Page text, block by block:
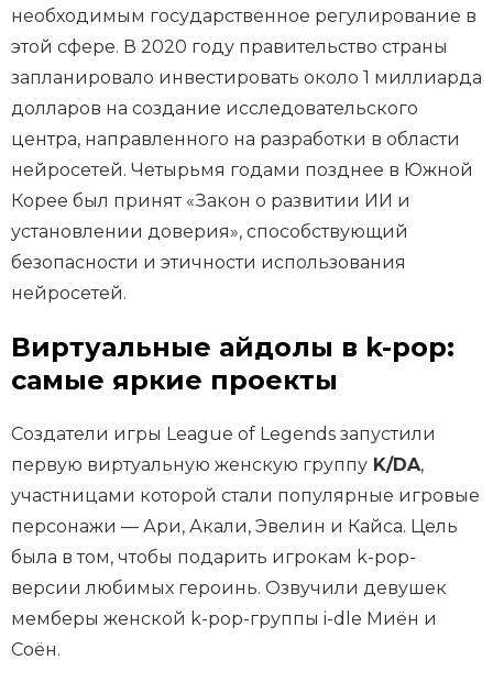
необходимым государственное регулирование в
этой сфере. В 2020 году правительство страны
запланировало инвестировать около 1 миллиарда
долларов на создание исследовательского
центра, направленного на разработки в области
нейросетей. Четырьмя годами позднее в Южной
Корее был принят «Закон о развитии ИИ и
установлении доверия», способствующий
безопасности и этичности использования
нейросетей.
Виртуальные айдолы в k-pop:
самые яркие проекты
Создатели игры League of Legends запустили
первую виртуальную женскую группу K/DA,
участницами которой стали популярные игровые
персонажи — Ари, Акали, Эвелин и Кайса. Цель
была в том, чтобы подарить игрокам k-pop-
версии любимых героинь. Озвучили девушек
мемберы женской k-pop-группы i-dle Миён и
Соён.